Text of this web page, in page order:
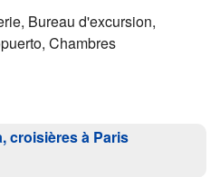
Bureau d'excursion,
Chambres
croisières à Paris